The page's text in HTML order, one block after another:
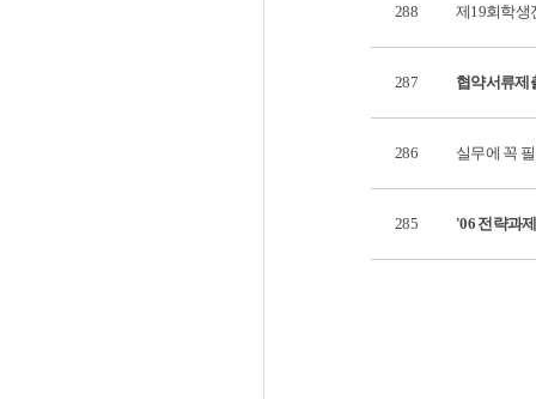
288 제19회학생
287 협약서류제
286 실무에 꼭
285 '06 전략과